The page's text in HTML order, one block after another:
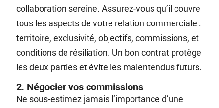
collaboration sereine. Assurez-vous qu’il couvre
tous les aspects de votre relation commerciale :
territoire, exclusivité, objectifs, commissions, et
conditions de résiliation. Un bon contrat protège
les deux parties et évite les malentendus futurs.
2. Négocier vos commissions
Ne sous-estimez jamais l’importance d’une